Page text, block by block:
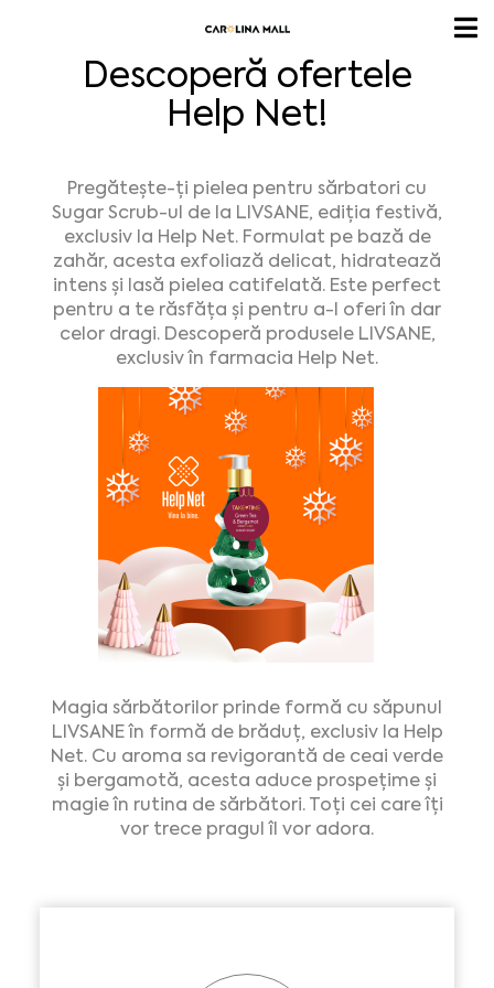
Descoperă ofertele
Help Net!
Pregătește-ți pielea pentru sărbatori cu
Sugar Scrub-ul de la LIVSANE, ediția festivă,
exclusiv la Help Net. Formulat pe bază de
zahăr, acesta exfoliază delicat, hidratează
intens și lasă pielea catifelată. Este perfect
pentru a te răsfăța și pentru a-l oferi în dar
celor dragi. Descoperă produsele LIVSANE,
exclusiv în farmacia Help Net.
Magia sărbătorilor prinde formă cu săpunul
LIVSANE în formă de brăduț, exclusiv la Help
Net. Cu aroma sa revigorantă de ceai verde
și bergamotă, acesta aduce prospețime și
magie în rutina de sărbători. Toți cei care îți
vor trece pragul îl vor adora.